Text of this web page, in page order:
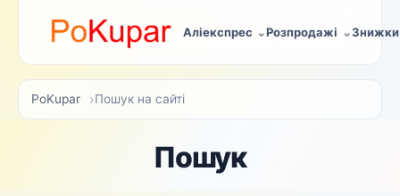
Аліекспрес Розпродажі Знижки
PoKupar Пошук на сайті
Пошук